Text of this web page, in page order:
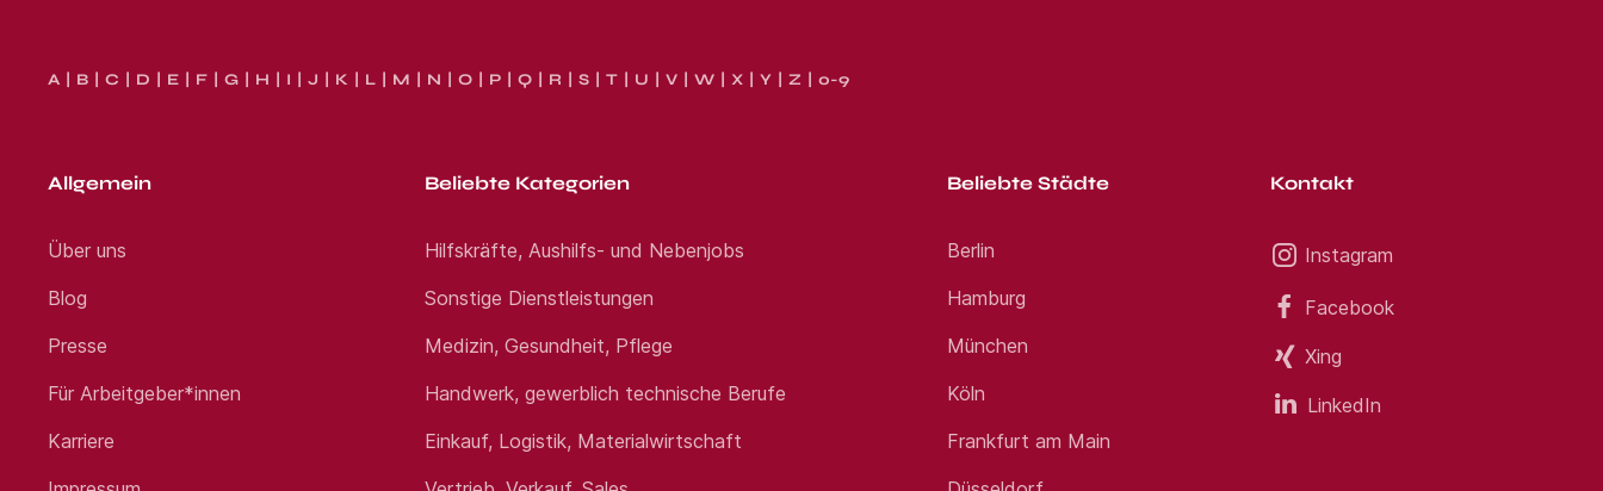
A B C D E F G H I J K L M N O P Q R S T U V W X Y Z 0-9
Allgemein
Über uns
Blog
Presse
Für Arbeitgeber*innen
Karriere
Beliebte Kategorien
Hilfskräfte, Aushilfs- und Nebenjobs
Sonstige Dienstleistungen
Medizin, Gesundheit, Pflege
Handwerk, gewerblich technische Berufe
Einkauf, Logistik, Materialwirtschaft
Beliebte Städte
Berlin
Hamburg
München
Köln
Frankfurt am Main
Kontakt
Instagram
Facebook
Xing
LinkedIn